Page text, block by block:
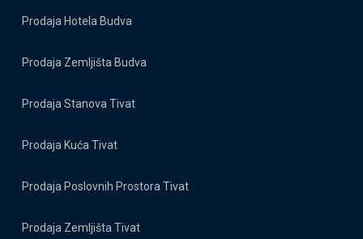
Prodaja Hotela Budva
Prodaja Zemljišta Budva
Prodaja Stanova Tivat
Prodaja Kuća Tivat
Prodaja Poslovnih Prostora Tivat
Prodaja Zemljišta Tivat